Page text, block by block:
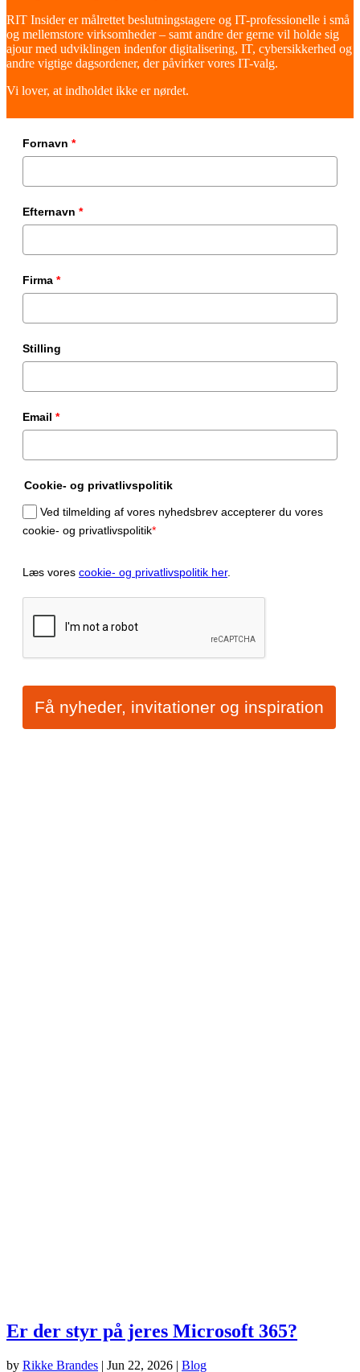
RIT Insider er målrettet beslutningstagere og IT-professionelle i små
og mellemstore virksomheder – samt andre der gerne vil holde sig
ajour med udviklingen indenfor digitalisering, IT, cybersikkerhed og
andre vigtige dagsordener, der påvirker vores IT-valg.
Vi lover, at indholdet ikke er nørdet.
Fornavn *
Efternavn *
Firma *
Stilling
Email *
Cookie- og privatlivspolitik
Ved tilmelding af vores nyhedsbrev accepterer du vores
cookie- og privatlivspolitik*
Læs vores cookie- og privatlivspolitik her.
Få nyheder, invitationer og inspiration
Er der styr på jeres Microsoft 365?
by Rikke Brandes | Jun 22, 2026 | Blog